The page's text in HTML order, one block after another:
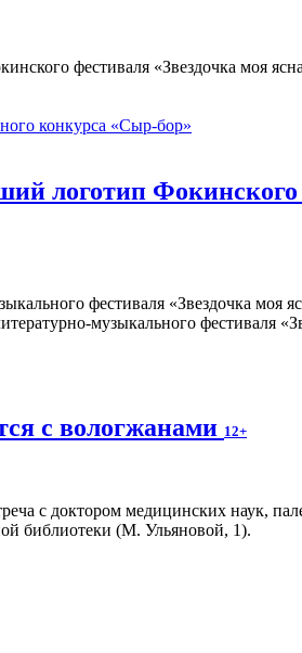
фестиваля «Звездочка моя
конкурса «Сыр-бор»
логотип
музыкального фестиваля
с вологжанами 12+
с доктором медицинских наук,
библиотеки (М. Ульяновой, 1).